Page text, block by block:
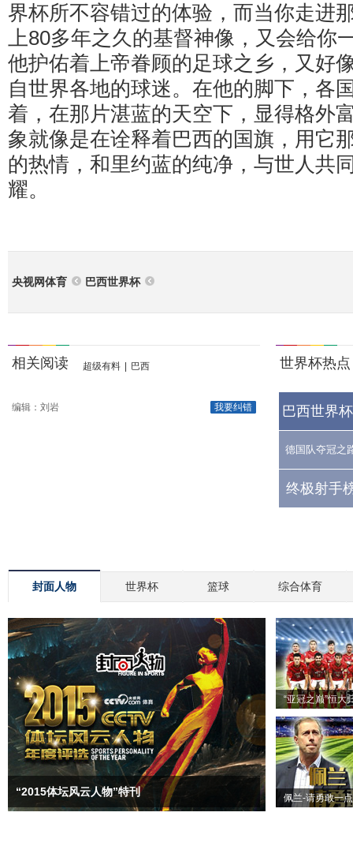
界杯所不容错过的体验，而当你走进
上80多年之久的基督神像，又会给你
他护佑着上帝眷顾的足球之乡，又好
自世界各地的球迷。在他的脚下，各
着，在那片湛蓝的天空下，显得格外
象就像是在诠释着巴西的国旗，用它
的热情，和里约蓝的纯净，与世人共
耀。
央视网体育 巴西世界杯
相关阅读 超级有料 巴西
我要纠错
编辑：刘岩
世界杯热点
巴西世界
德国队夺冠之
终极射手
封面人物 世界杯 篮球 综合体育
“2015体坛风云人物”特刊
“亚冠之巅”恒大
佩兰-请勇敢一点